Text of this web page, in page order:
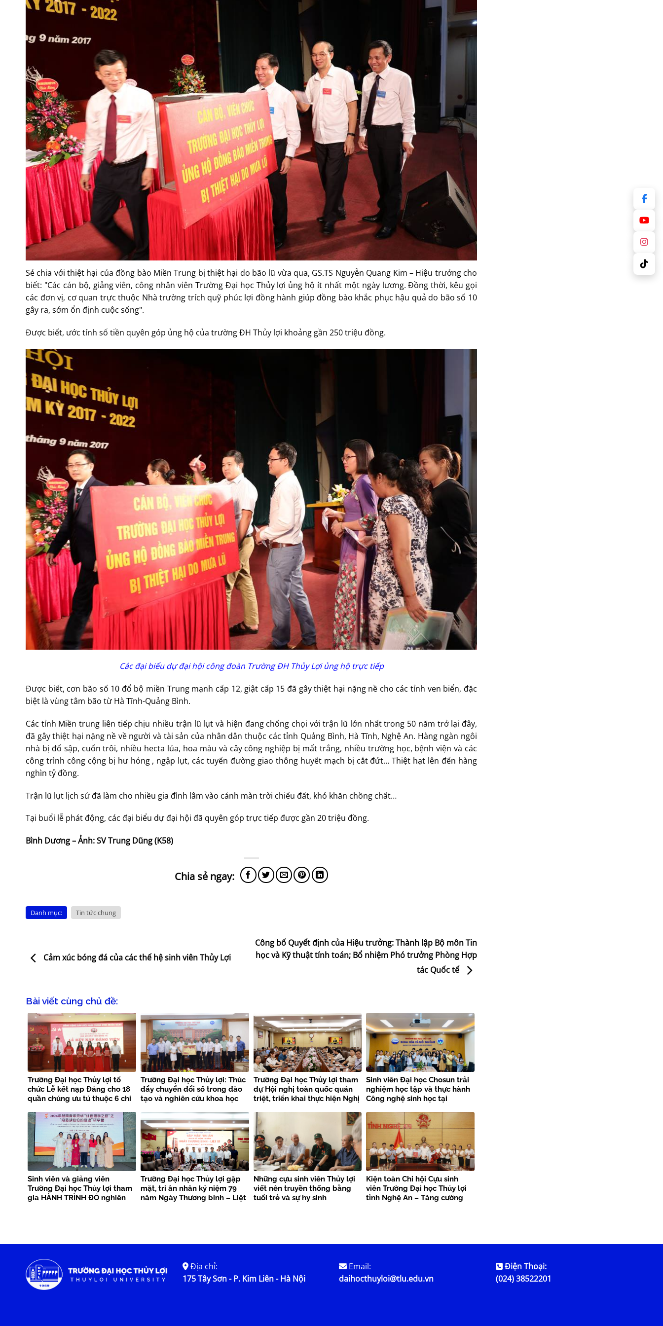
Sẻ chia với thiệt hại của đồng bào Miền Trung bị thiệt hại do bão lũ vừa qua, GS.TS Nguyễn Quang Kim – Hiệu trưởng cho
biết: "Các cán bộ, giảng viên, công nhân viên Trường Đại học Thủy lợi ủng hộ ít nhất một ngày lương. Đồng thời, kêu gọi
các đơn vị, cơ quan trực thuộc Nhà trường trích quỹ phúc lợi đồng hành giúp đồng bào khắc phục hậu quả do bão số 10
gây ra, sớm ổn định cuộc sống".
Được biết, ước tính số tiền quyên góp ủng hộ của trường ĐH Thủy lợi khoảng gần 250 triệu đồng.
Các đại biểu dự đại hội công đoàn Trường ĐH Thủy Lợi ủng hộ trực tiếp
Được biết, cơn bão số 10 đổ bộ miền Trung mạnh cấp 12, giật cấp 15 đã gây thiệt hại nặng nề cho các tỉnh ven biển, đặc
biệt là vùng tâm bão từ Hà Tĩnh-Quảng Bình.
Các tỉnh Miền trung liên tiếp chịu nhiều trận lũ lụt và hiện đang chống chọi với trận lũ lớn nhất trong 50 năm trở lại đây,
đã gây thiệt hại nặng nề về người và tài sản của nhân dân thuộc các tỉnh Quảng Bình, Hà Tĩnh, Nghệ An. Hàng ngàn ngôi
nhà bị đổ sập, cuốn trôi, nhiều hecta lúa, hoa màu và cây công nghiệp bị mất trắng, nhiều trường học, bệnh viện và các
công trình công cộng bị hư hỏng , ngập lụt, các tuyến đường giao thông huyết mạch bị cắt đứt… Thiệt hạt lên đến hàng
nghìn tỷ đồng.
Trận lũ lụt lịch sử đã làm cho nhiều gia đình lâm vào cảnh màn trời chiếu đất, khó khăn chồng chất…
Tại buổi lễ phát động, các đại biểu dự đại hội đã quyên góp trực tiếp được gần 20 triệu đồng.
Bình Dương – Ảnh: SV Trung Dũng (K58)
Danh mục: Tin tức chung
Cảm xúc bóng đá của các thế hệ sinh viên Thủy Lợi
Công bố Quyết định của Hiệu trưởng: Thành lập Bộ môn Tin
học và Kỹ thuật tính toán; Bổ nhiệm Phó trưởng Phòng Hợp
tác Quốc tế
Bài viết cùng chủ đề:
Trường Đại học Thủy lợi tổ
chức Lễ kết nạp Đảng cho 18
quần chúng ưu tú thuộc 6 chi
Trường Đại học Thủy lợi: Thúc
đẩy chuyển đổi số trong đào
tạo và nghiên cứu khoa học
Trường Đại học Thủy lợi tham
dự Hội nghị toàn quốc quán
triệt, triển khai thực hiện Nghị
khóa XIV
Sinh viên Đại học Chosun trải
nghiệm học tập và thực hành
Công nghệ sinh học tại
Sinh viên và giảng viên
Trường Đại học Thủy lợi tham
gia HÀNH TRÌNH ĐỎ nghiên
2026
Trường Đại học Thủy lợi gặp
mặt, tri ân nhân kỷ niệm 79
năm Ngày Thương binh – Liệt
Những cựu sinh viên Thủy lợi
viết nên truyền thống bằng
tuổi trẻ và sự hy sinh
Kiện toàn Chi hội Cựu sinh
viên Trường Đại học Thủy lợi
tỉnh Nghệ An – Tăng cường
Địa chỉ:
175 Tây Sơn - P. Kim Liên - Hà Nội
Email:
daihocthuyloi@tlu.edu.vn
Điện Thoại:
(024) 38522201